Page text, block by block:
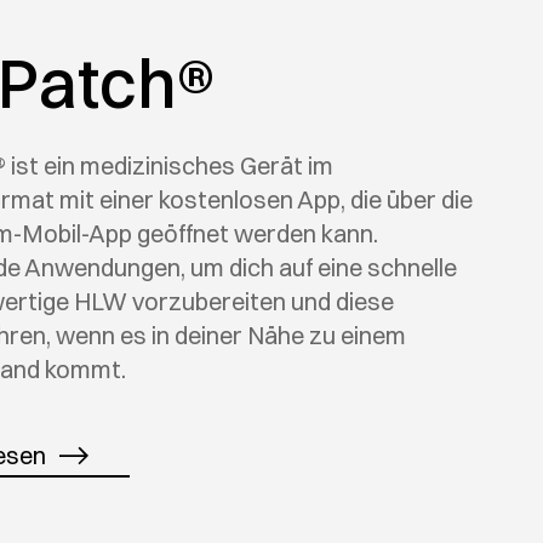
ist ein medizinisches Gerät im
mit einer kostenlosen App, die über die
Mobil-App geöffnet werden kann.
Anwendungen, um dich auf eine schnelle
HLW vorzubereiten und diese
wenn es in deiner Nähe zu einem
kommt.